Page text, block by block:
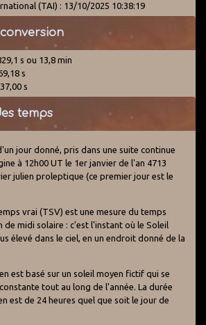
(TAI) : 13/10/2025 10:38:19
s ou 13,8 min
s
s
temps
jour donné, pris dans une suite continue
à 12h00 UT le 1er janvier de l'an 4713
julien proleptique (ce premier jour est le
vrai (TSV) est une mesure du temps
de midi solaire : c'est l'instant où le Soleil
élevé dans le ciel, en un endroit donné de la
est basé sur un soleil moyen fictif qui se
tout au long de l'année. La durée
est de 24 heures quel que soit le jour de